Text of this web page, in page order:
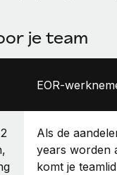
je team
EOR-
Als de
years worden
komt je